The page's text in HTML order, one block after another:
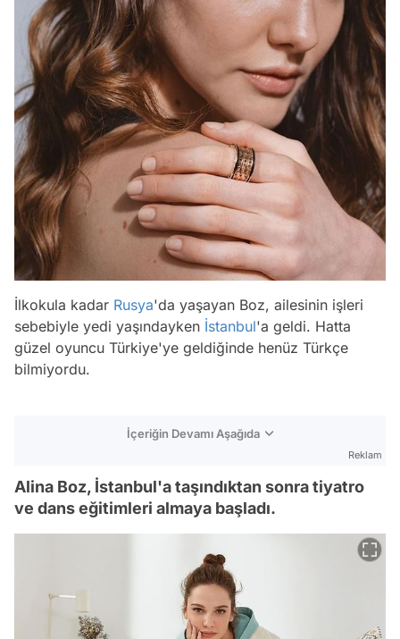
İlkokula kadar Rusya'da yaşayan Boz, ailesinin işleri
sebebiyle yedi yaşındayken İstanbul'a geldi. Hatta
güzel oyuncu Türkiye'ye geldiğinde henüz Türkçe
bilmiyordu.
İçeriğin Devamı Aşağıda
Reklam
Alina Boz, İstanbul'a taşındıktan sonra tiyatro
ve dans eğitimleri almaya başladı.